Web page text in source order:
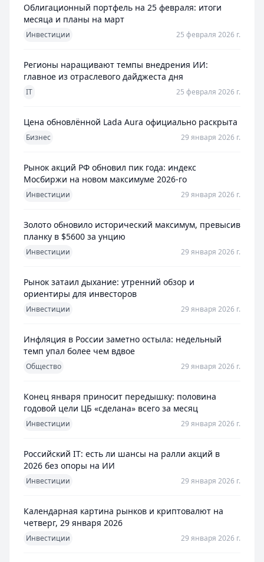
Облигационный портфель на 25 февраля: итоги
месяца и планы на март
Инвестиции 25 февраля 2026 г.
Регионы наращивают темпы внедрения ИИ:
главное из отраслевого дайджеста дня
IT 25 февраля 2026 г.
Цена обновлённой Lada Aura официально раскрыта
Бизнес 29 января 2026 г.
Рынок акций РФ обновил пик года: индекс
Мосбиржи на новом максимуме 2026-го
Инвестиции 29 января 2026 г.
Золото обновило исторический максимум, превысив
планку в $5600 за унцию
Инвестиции 29 января 2026 г.
Рынок затаил дыхание: утренний обзор и
ориентиры для инвесторов
Инвестиции 29 января 2026 г.
Инфляция в России заметно остыла: недельный
темп упал более чем вдвое
Общество 29 января 2026 г.
Конец января приносит передышку: половина
годовой цели ЦБ «сделана» всего за месяц
Инвестиции 29 января 2026 г.
Российский IT: есть ли шансы на ралли акций в
2026 без опоры на ИИ
Инвестиции 29 января 2026 г.
Календарная картина рынков и криптовалют на
четверг, 29 января 2026
Инвестиции 29 января 2026 г.